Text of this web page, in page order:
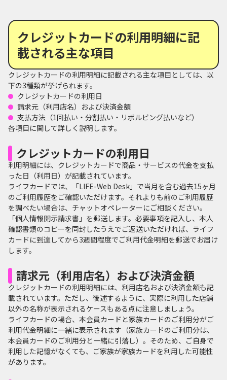
クレジットカードの利用明細に記
載される主な項目
クレジットカードの利用明細に記載される主な項目としては、以
下の3種類が挙げられます。
クレジットカードの利用日
請求元（利用店名）および決済金額
支払方法（1回払い・分割払い・リボルビング払いなど）
各項目に関して詳しく説明します。
クレジットカードの利用日
利用明細には、クレジットカードで商品・サービスの代金を支払
った日（利用日）が記載されています。
ライフカードでは、「LIFE-Web Desk」で当月を含む過去15ヶ月
のご利用履歴をご確認いただけます。それよりも前のご利用履歴
を調べたい場合は、チャットオペレーターにご相談ください。
「個人情報開示請求書」を郵送します。必要事項を記入し、本人
確認書類のコピーを同封したうえでご返送いただければ、ライフ
カードに到達してから3週間程度でご利用代金明細を郵送でお届け
します。
請求元（利用店名）および決済金額
クレジットカードの利用明細には、利用店名および決済金額も記
載されています。ただし、後述するように、実際に利用した店舗
以外の名称が表示されるケースもある点に注意しましょう。
ライフカードの場合、本会員カードと家族カードのご利用分がご
利用代金明細に一緒に表示されます（家族カードのご利用分は、
本会員カードのご利用分と一緒に引落し）。そのため、ご自身で
利用した記憶がなくても、ご家族が家族カードを利用した可能性
があります。